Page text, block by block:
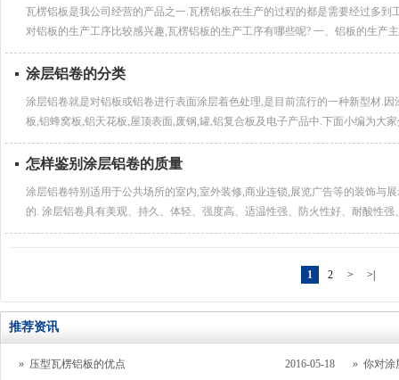
瓦楞铝板是我公司经营的产品之一.瓦楞铝板在生产的过程的都是需要经过多
对铝板的生产工序比较感兴趣,瓦楞铝板的生产工序有哪些呢? 一、铝板的生产
涂层铝卷的分类
涂层铝卷就是对铝板或铝卷进行表面涂层着色处理,是目前流行的一种新型材.
板,铝蜂窝板,铝天花板,屋顶表面,废钢,罐,铝复合板及电子产品中.下面小编为大
怎样鉴别涂层铝卷的质量
涂层铝卷特别适用于公共场所的室内,室外装修,商业连锁,展览广告等的装饰与
的. 涂层铝卷具有美观、持久、体轻、强度高、适温性强、防火性好、耐酸性
1 2 > >|
推荐资讯
2016-05-18
» 压型瓦楞铝板的优点 » 你对涂